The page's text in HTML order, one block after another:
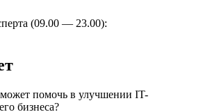
(09.00 — 23.00):
помочь в улучшении IT-
бизнеса?